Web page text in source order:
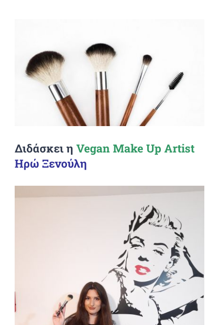
Διδάσκει η Vegan Make Up Artist
Ηρώ Ξενούλη